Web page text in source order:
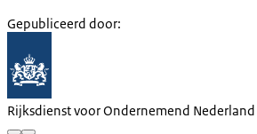
Gepubliceerd door:
Rijksdienst voor Ondernemend Nederland